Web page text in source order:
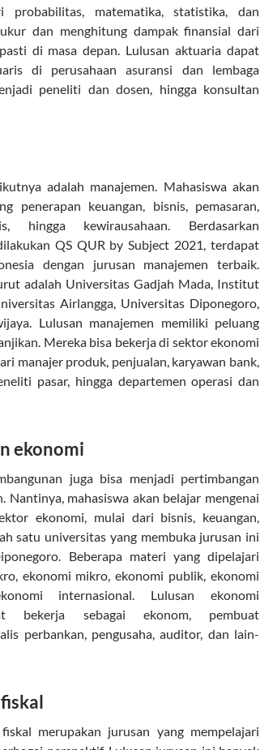
probabilitas, matematika, statistika, dan
dan menghitung dampak finansial dari
di masa depan. Lulusan aktuaria dapat
di perusahaan asuransi dan lembaga
peneliti dan dosen, hingga konsultan
adalah manajemen. Mahasiswa akan
penerapan keuangan, bisnis, pemasaran,
hingga kewirausahaan. Berdasarkan
QS QUR by Subject 2021, terdapat
dengan jurusan manajemen terbaik.
adalah Universitas Gadjah Mada, Institut
Airlangga, Universitas Diponegoro,
Lulusan manajemen memiliki peluang
Mereka bisa bekerja di sektor ekonomi
manajer produk, penjualan, karyawan bank,
pasar, hingga departemen operasi dan
ekonomi
juga bisa menjadi pertimbangan
Nantinya, mahasiswa akan belajar mengenai
ekonomi, mulai dari bisnis, keuangan,
satu universitas yang membuka jurusan ini
Beberapa materi yang dipelajari
ekonomi mikro, ekonomi publik, ekonomi
internasional. Lulusan ekonomi
bekerja sebagai ekonom, pembuat
perbankan, pengusaha, auditor, dan lain-
merupakan jurusan yang mempelajari